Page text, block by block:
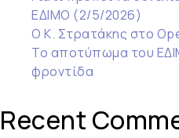
ΕΔΙΜΟ (2/5/2026)
Ο Κ. Στρατάκης στο
Το αποτύπωμα του
φροντίδα
Recent